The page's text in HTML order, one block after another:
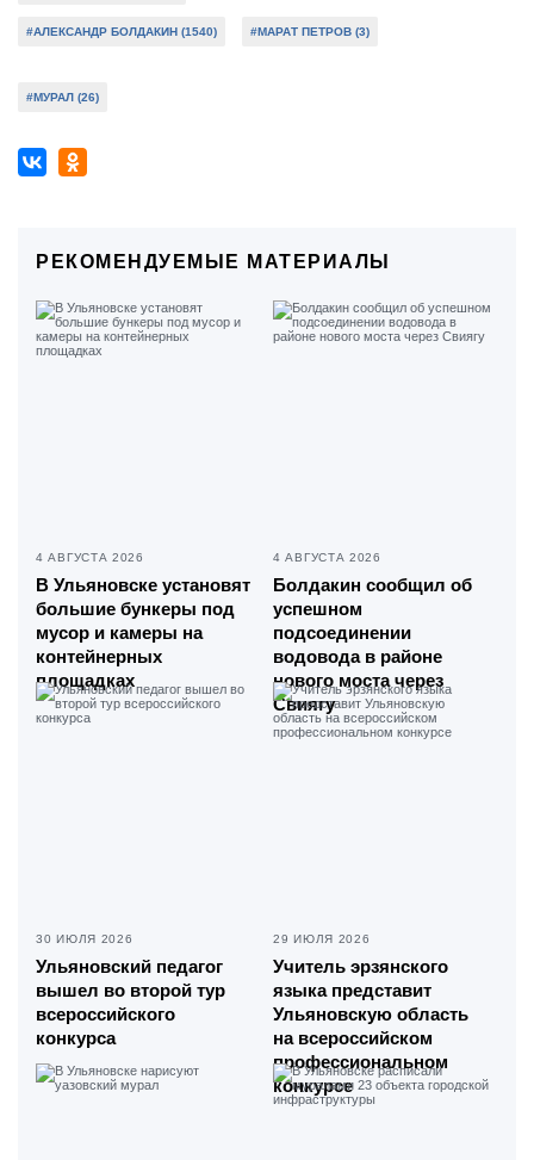
#АЛЕКСАНДР БОЛДАКИН (1540) #МАРАТ ПЕТРОВ (3)
#МУРАЛ (26)
РЕКОМЕНДУЕМЫЕ МАТЕРИАЛЫ
4 АВГУСТА 2026
В Ульяновске установят
большие бункеры под
мусор и камеры на
контейнерных
площадках
4 АВГУСТА 2026
Болдакин сообщил об
успешном
подсоединении
водовода в районе
нового моста через
Свиягу
30 ИЮЛЯ 2026
Ульяновский педагог
вышел во второй тур
всероссийского
конкурса
29 ИЮЛЯ 2026
Учитель эрзянского
языка представит
Ульяновскую область
на всероссийском
профессиональном
конкурсе